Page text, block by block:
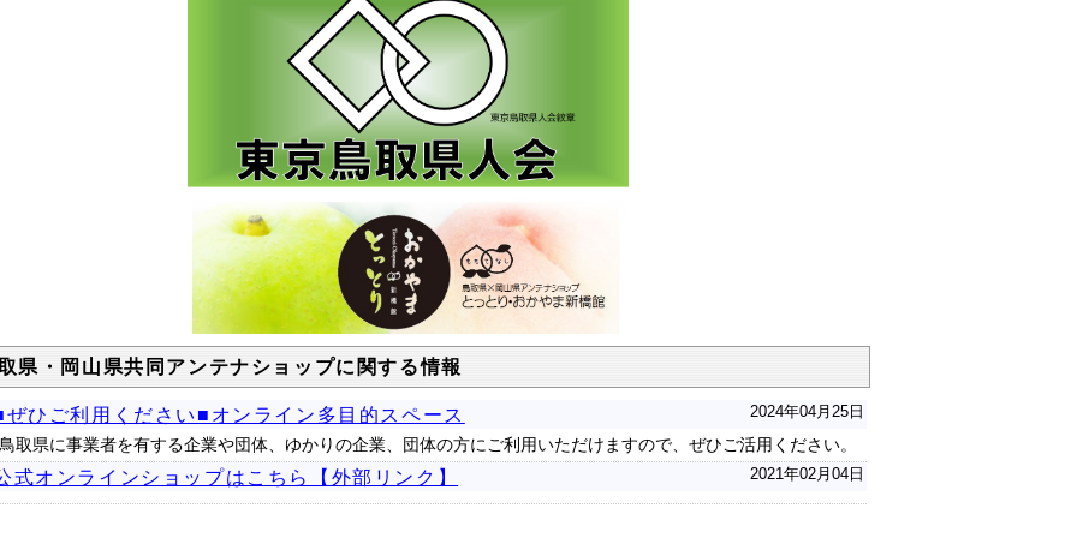
県・岡山県共同アンテナショップに関する情報
2024年04月25日
ぜひご利用ください■オンライン多目的スペース
鳥取県に事業者を有する企業や団体、ゆかりの企業、団体の方にご利用いただけますので、ぜひご活用ください。
2021年02月04日
式オンラインショップはこちら【外部リンク】